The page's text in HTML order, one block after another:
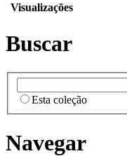
Visualizações
Buscar
Esta coleção
Navegar